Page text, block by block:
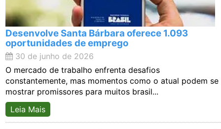
Desenvolve Santa Bárbara oferece 1.093
oportunidades de emprego
30 de junho de 2026
O mercado de trabalho enfrenta desafios
constantemente, mas momentos como o atual podem se
mostrar promissores para muitos brasil...
Leia Mais